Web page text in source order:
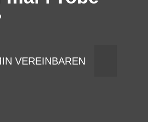
VEREINBAREN